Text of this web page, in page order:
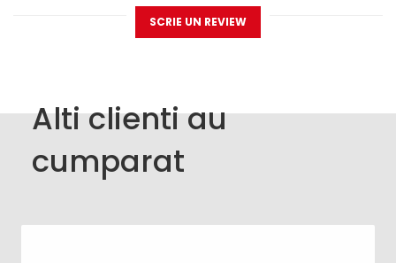
SCRIE UN REVIEW
Alti clienti au
cumparat